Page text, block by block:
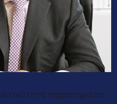
παρατηρείται